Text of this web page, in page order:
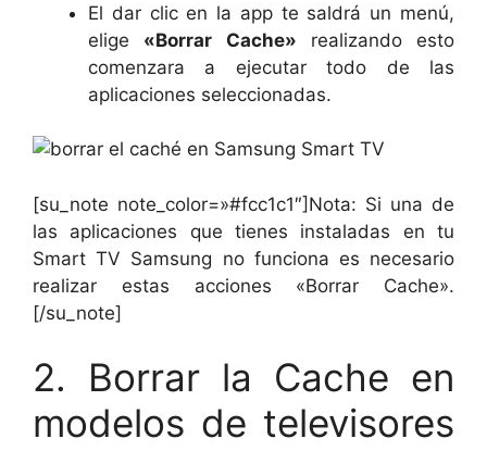
El dar clic en la app te saldrá un menú,
elige «Borrar Cache» realizando esto
comenzara a ejecutar todo de las
aplicaciones seleccionadas.
[su_note note_color=»#fcc1c1″]Nota: Si una de
las aplicaciones que tienes instaladas en tu
Smart TV Samsung no funciona es necesario
realizar estas acciones «Borrar Cache».
[/su_note]
2. Borrar la Cache en
modelos de televisores